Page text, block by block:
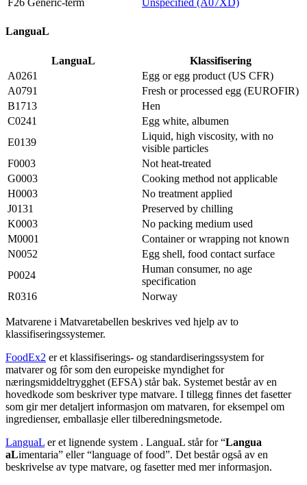
F26 Generic-term Unspecified (A07XD)
LanguaL
LanguaL
Klassifisering
A0261
Egg or egg product (US CFR)
A0791
Fresh or processed egg (EUROFIR)
B1713
Hen
C0241
Egg white, albumen
E0139
Liquid, high viscosity, with no
visible particles
F0003
Not heat-treated
G0003
Cooking method not applicable
H0003
No treatment applied
J0131
Preserved by chilling
K0003
No packing medium used
M0001
Container or wrapping not known
N0052
Egg shell, food contact surface
P0024
Human consumer, no age
specification
R0316
Norway
Matvarene i Matvaretabellen beskrives ved hjelp av to
klassifiseringssystemer.
FoodEx2 er et klassifiserings- og standardiseringssystem for
matvarer og fôr som den europeiske myndighet for
næringsmiddeltrygghet (EFSA) står bak. Systemet består av en
hovedkode som beskriver type matvare. I tillegg finnes det fasetter
som gir mer detaljert informasjon om matvaren, for eksempel om
ingredienser, emballasje eller tilberedningsmetode.
LanguaL er et lignende system . LanguaL står for “Langua
aLimentaria” eller “language of food”. Det består også av en
beskrivelse av type matvare, og fasetter med mer informasjon.